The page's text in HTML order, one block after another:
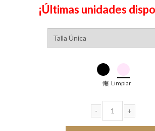
¡Últimas unidades
Limpiar
Vestido Eva cantidad